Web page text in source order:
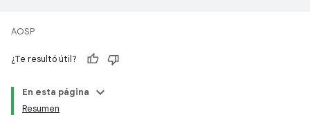
AOSP
¿Te resultó útil?
En esta página
Resumen